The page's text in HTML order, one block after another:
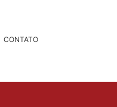
CONTATO